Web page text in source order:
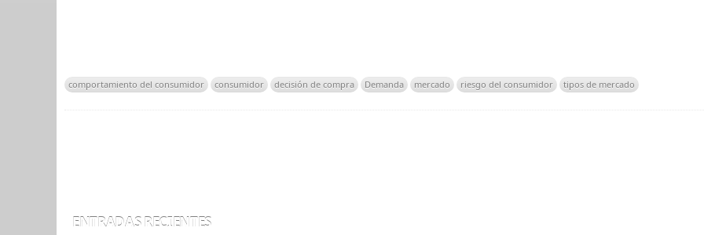
comportamiento del consumidor consumidor decisión de compra Demanda mercado riesgo del consumidor tipos de mercado
ENTRADAS RECIENTES